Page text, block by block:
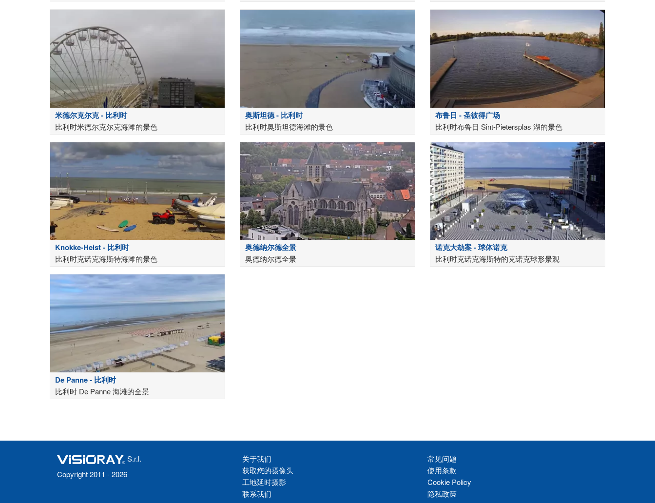
米德尔克尔克 - 比利时
比利时米德尔克尔克海滩的景色
奥斯坦德 - 比利时
比利时奥斯坦德海滩的景色
布鲁日 - 圣彼得广场
比利时布鲁日 Sint-Pietersplas 湖的景色
Knokke-Heist - 比利时
比利时克诺克海斯特海滩的景色
奥德纳尔德全景
奥德纳尔德全景
诺克大劫案 - 球体诺克
比利时克诺克海斯特的克诺克球形景观
De Panne - 比利时
比利时 De Panne 海滩的全景
S.r.l.
Copyright 2011 - 2026
关于我们
获取您的摄像头
工地延时摄影
联系我们
常见问题
使用条款
Cookie Policy
隐私政策